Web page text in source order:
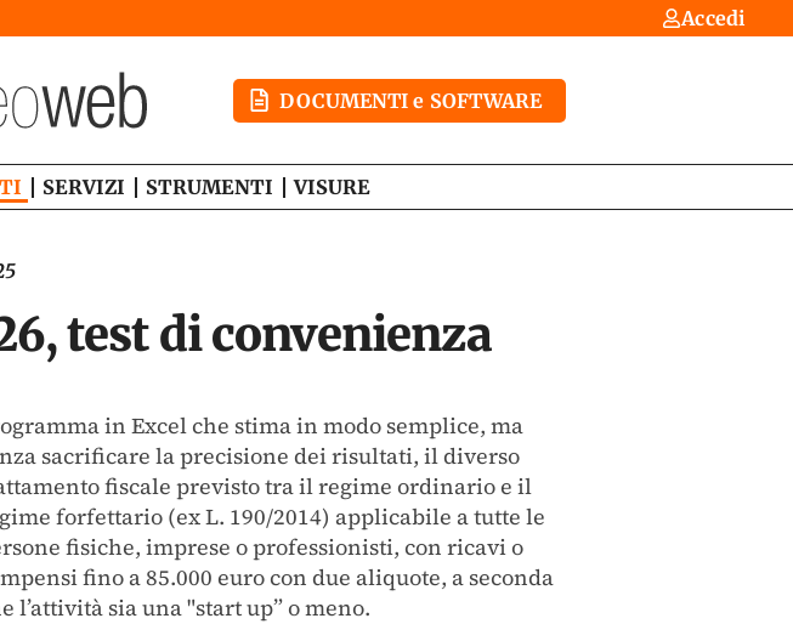
Accedi
DOCUMENTI e SOFTWARE
SERVIZI STRUMENTI VISURE
test di convenienza
in Excel che stima in modo semplice, ma
sacrificare la precisione dei risultati, il diverso
fiscale previsto tra il regime ordinario e il
forfettario (ex L. 190/2014) applicabile a tutte le
fisiche, imprese o professionisti, con ricavi o
fino a 85.000 euro con due aliquote, a seconda
l’attività sia una "start up” o meno.